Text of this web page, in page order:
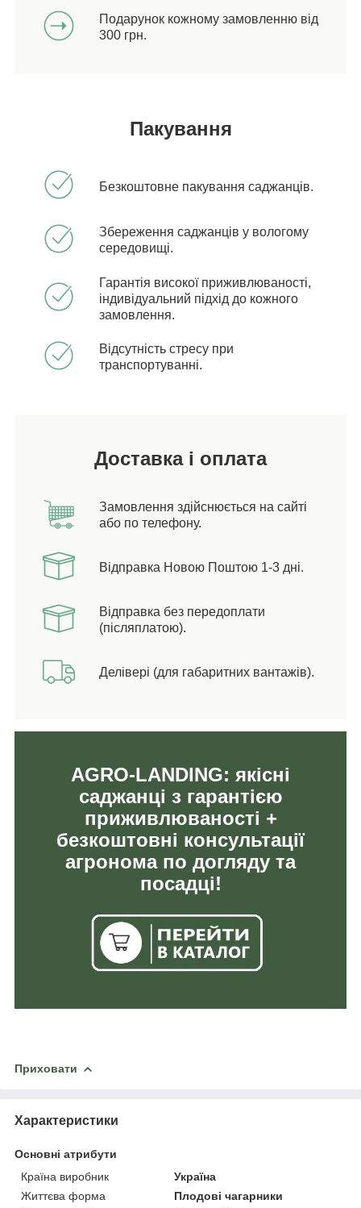
Подарунок кожному замовленню від
300 грн.
Пакування
Безкоштовне пакування саджанців.
Збереження саджанців у вологому
середовищі.
Гарантія високої приживлюваності,
індивідуальний підхід до кожного
замовлення.
Відсутність стресу при
транспортуванні.
Доставка і оплата
Замовлення здійснюється на сайті
або по телефону.
Відправка Новою Поштою 1-3 дні.
Відправка без передоплати
(післяплатою).
Делівері (для габаритних вантажів).
AGRO-LANDING: якісні
саджанці з гарантією
приживлюваності +
безкоштовні консультації
агронома по догляду та
посадці!
Приховати
Характеристики
Основні атрибути
Країна виробник
Україна
Життєва форма
Плодові чагарники